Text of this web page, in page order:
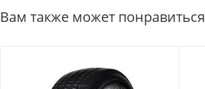
Вам также может понравиться